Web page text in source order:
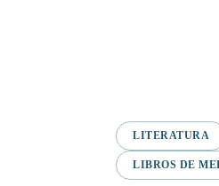
LITERATURA
LIBROS DE